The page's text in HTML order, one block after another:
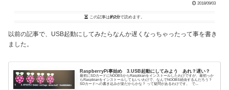
2018/09/03
この記事は約2分で読めます。
以前の記事で、USB起動にしてみたらなんか遅くなっちゃったって事を書き
ました。
RaspberryPi事始め 3.USB起動にしてみよう あれ？遅い？
最初にSDカードにNOOBSからRaspbianをインストールしたわけですが、最初っか
らRaspbianをインストールしてもいいわけで、なんでNOOBS経由するんだろう？
SDカードへの書き込みが楽だからかな？ って疑問があるわけです。 で...